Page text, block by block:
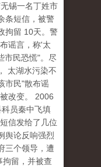
锡一名丁姓市
条短信，被警
拘留 10天。警
谣言，称'太
市民恐慌"。尽
太湖水污染不
市民"散布谣
改变。 2006
员秦中飞填
信发给了几位
舆论反响强烈
三个领导，遭
留，并被查